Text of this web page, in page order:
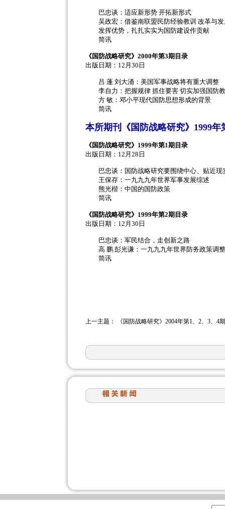
巴忠谈：适应新形势 开拓新形式
吴政宏：借鉴南联盟民防经验教训 改革与发
发挥优势，扎扎实实为国防建设作贡献
简讯
《国防战略研究》2000年第3期目录
出版日期：12月30日
吕 蓬 刘大涌：美国军事战略将有重大调整
李自力：把握规律 抓住要害 切实加强国防
方 敏：邓小平现代国防思想形成的背景
简讯
本所期刊《国防战略研究》1999年
《国防战略研究》1999年第1期目录
出版日期：12月28日
巴忠谈：国防战略研究要围绕中心、贴近现
王保存：一九九九年世界军事发展综述
熊光楷：中国的国防政策
简讯
《国防战略研究》1999年第2期目录
出版日期：12月30日
巴忠谈：军民结合，走创新之路
高 鹏 彭光谦：一九九九年世界防务政策调
简讯
上一主题： 《国防战略研究》2004年第1、2、3、4